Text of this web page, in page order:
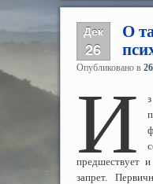
Дек
26
О
Опубликовано в
И
предшествует
запрет.